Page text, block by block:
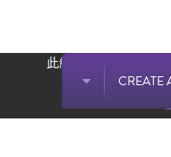
CREATE
此網站通過 Strikingly